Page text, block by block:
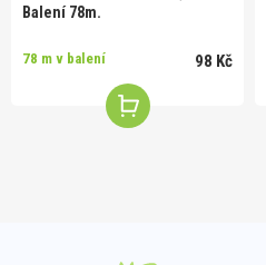
Balení 78m.
78 m v balení 98 Kč